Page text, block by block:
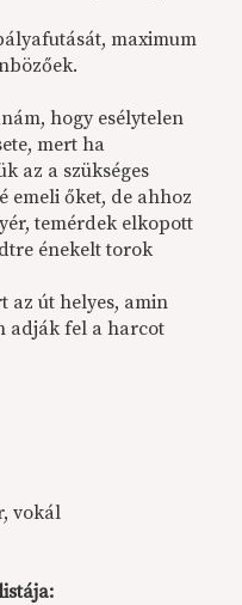
maximum
hogy esélytelen
mert ha
az a szükséges
emeli őket, de ahhoz
temérdek elkopott
énekelt torok
az út helyes, amin
adják fel a harcot
vokál